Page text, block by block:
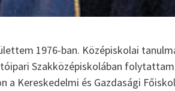
1976-ban. Középiskolai
Szakközépiskolában
a Kereskedelmi és Gazdasági